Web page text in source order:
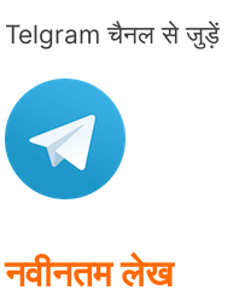
r
f
o
Telgram चैनल से जुड़ें
नवीनतम लेख